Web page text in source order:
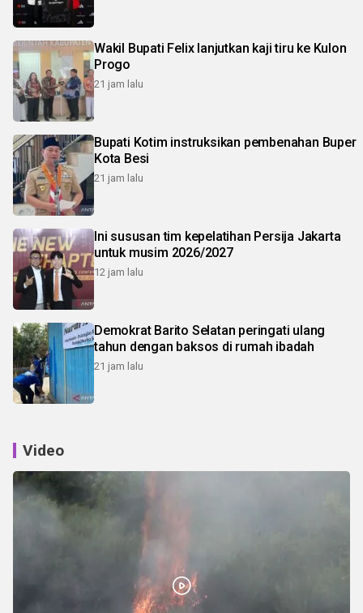
Wakil Bupati Felix lanjutkan kaji tiru ke Kulon
Progo
21 jam lalu
Bupati Kotim instruksikan pembenahan Buper
Kota Besi
21 jam lalu
Ini sususan tim kepelatihan Persija Jakarta
untuk musim 2026/2027
12 jam lalu
Demokrat Barito Selatan peringati ulang
tahun dengan baksos di rumah ibadah
21 jam lalu
Video